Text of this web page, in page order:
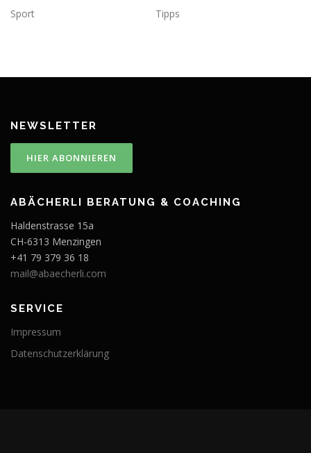
Sport
Tipps
NEWSLETTER
ABÄCHERLI BERATUNG & COACHING
Haldenstrasse 15a
CH-6313 Menzingen
+41 79 379 36 18
mail@abaecherli.com
SERVICE
Impressum
Datenschutzerklärung